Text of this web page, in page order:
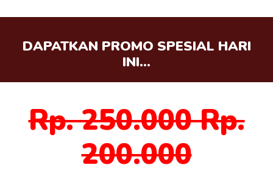
DAPATKAN PROMO SPESIAL HARI
INI...
Rp. 250.000 Rp.
200.000